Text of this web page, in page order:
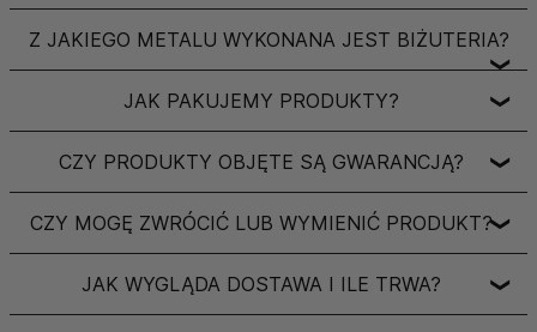
Z JAKIEGO METALU WYKONANA JEST BIŻUTERIA?
❯
JAK PAKUJEMY PRODUKTY? ❯
CZY PRODUKTY OBJĘTE SĄ GWARANCJĄ? ❯
CZY MOGĘ ZWRÓCIĆ LUB WYMIENIĆ PRODUKT?❯
JAK WYGLĄDA DOSTAWA I ILE TRWA? ❯